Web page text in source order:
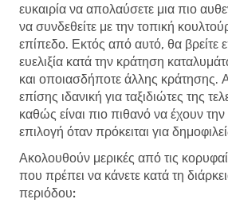
ευκαιρία να απολαύσετε μια πιο
να συνδεθείτε με την τοπική
επίπεδο. Εκτός από αυτό, θα βρείτε
ευελιξία κατά την κράτηση
και οποιασδήποτε άλλης κράτησης.
επίσης ιδανική για ταξιδιώτες της
καθώς είναι πιο πιθανό να έχουν
επιλογή όταν πρόκειται για
Ακολουθούν μερικές από τις
που πρέπει να κάνετε κατά τη
περιόδου: